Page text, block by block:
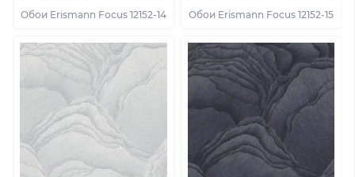
Обои Erismann Focus 12152-14 Обои Erismann Focus 12152-15